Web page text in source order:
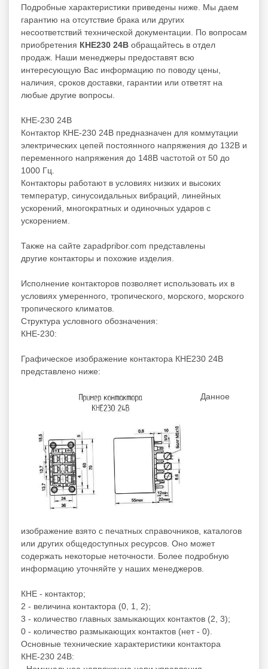
Подробные характеристики приведены ниже. Мы даем
гарантию на отсутствие брака или других
несоответствий технической документации. По вопросам
приобретения КНЕ230 24В обращайтесь в отдел
продаж. Наши менеджеры предоставят всю
интересующую Вас информацию по поводу цены,
наличия, сроков доставки, гарантии или ответят на
любые другие вопросы.
КНЕ-230 24В
Контактор КНЕ-230 24В предназначен для коммутации
электрических цепей постоянного напряжения до 132В и
переменного напряжения до 148В частотой от 50 до
1000 Гц.
Контакторы работают в условиях низких и высоких
температур, синусоидальных вибраций, линейных
ускорений, многократных и одиночных ударов с
ускорением.
Также на сайте zapadpribor.com представлены
другие контакторы и похожие изделия.
Исполнение контакторов позволяет использовать их в
условиях умеренного, тропического, морского, морского
тропического климатов.
Структура условного обозначения:
КНЕ-230:
Графическое изображение контактора КНЕ230 24В
представлено ниже:
Данное
изображение взято с печатных справочников, каталогов
или других общедоступных ресурсов. Оно может
содержать некоторые неточности. Более подробную
информацию уточняйте у наших менеджеров.
КНЕ - контактор;
2 - величина контактора (0, 1, 2);
3 - количество главных замыкающих контактов (2, 3);
0 - количество размыкающих контактов (нет - 0).
Основные технические характеристики контактора
КНЕ-230 24В: